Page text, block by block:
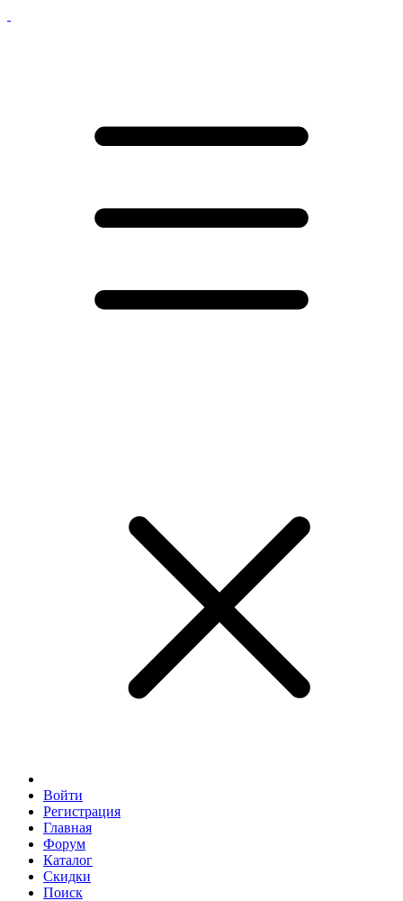
Войти
Регистрация
Главная
Форум
Каталог
Скидки
Поиск